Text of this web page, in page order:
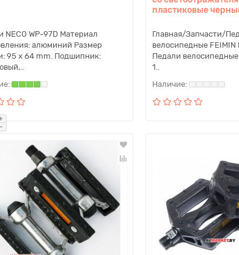
NECO WP-97D Материал
алюминий Размер
95 x 64 mm. Подшипник:
пластиковые
Главная/Запчасти/
велосипедные
Педали
1..